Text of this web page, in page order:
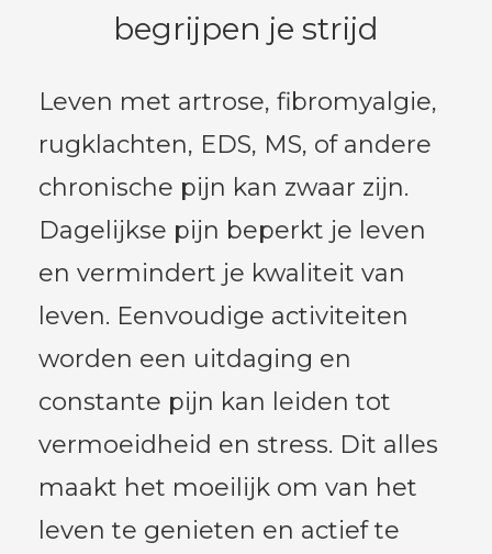
begrijpen je strijd
Leven met artrose, fibromyalgie,
rugklachten, EDS, MS, of andere
chronische pijn kan zwaar zijn.
Dagelijkse pijn beperkt je leven
en vermindert je kwaliteit van
leven. Eenvoudige activiteiten
worden een uitdaging en
constante pijn kan leiden tot
vermoeidheid en stress. Dit alles
maakt het moeilijk om van het
leven te genieten en actief te